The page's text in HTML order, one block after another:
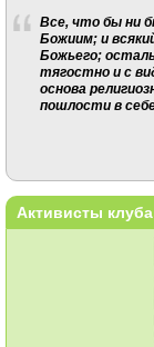
Все, что бы ни
Божиим; и
Божьего;
тягостно и с
основа
пошлости в
Активисты клуба